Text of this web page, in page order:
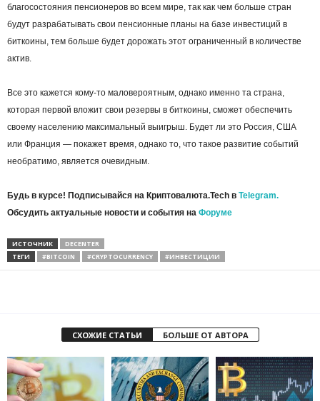
благосостояния пенсионеров во всем мире, так как чем больше стран
будут разрабатывать свои пенсионные планы на базе инвестиций в
биткоины, тем больше будет дорожать этот ограниченный в количестве
актив.
Все это кажется кому-то маловероятным, однако именно та страна,
которая первой вложит свои резервы в биткоины, сможет обеспечить
своему населению максимальный выигрыш. Будет ли это Россия, США
или Франция — покажет время, однако то, что такое развитие событий
необратимо, является очевидным.
Будь в курсе! Подписывайся на Криптовалюта.Tech в Telegram.
Обсудить актуальные новости и события на Форуме
ИСТОЧНИК
DECENTER
ТЕГИ
#BITCOIN #CRYPTOCURRENCY #ИНВЕСТИЦИИ
СХОЖИЕ СТАТЬИ БОЛЬШЕ ОТ АВТОРА